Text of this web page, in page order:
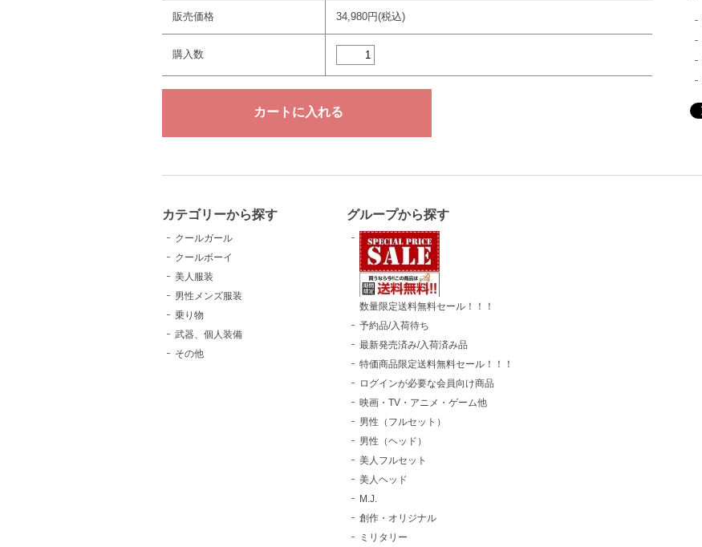
販売価格 34,980円(税込)
購入数
カテゴリーから探す
クールガール
クールボーイ
美人服装
男性メンズ服装
乗り物
武器、個人装備
その他
グループから探す
数量限定送料無料セール！！！
予約品/入荷待ち
最新発売済み/入荷済み品
特価商品限定送料無料セール！！！
ログインが必要な会員向け商品
映画・TV・アニメ・ゲーム他
男性（フルセット）
男性（ヘッド）
美人フルセット
美人ヘッド
M.J.
創作・オリジナル
ミリタリー